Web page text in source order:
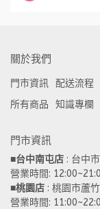
關於我們
門市資訊 配送流程
所有商品
知識專欄
門市資訊
■台中南屯店 : 台中
營業時間:
■桃園店 : 桃園市蘆
營業時間: